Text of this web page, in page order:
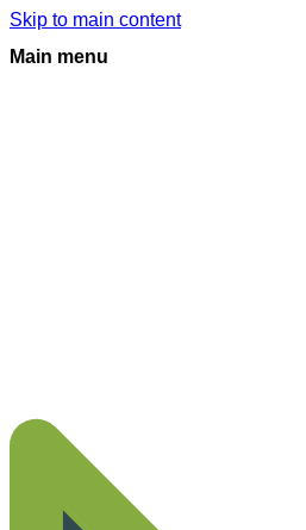
Skip to main content
Main menu